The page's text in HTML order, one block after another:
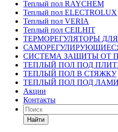
Теплый пол RAYCHEM
Теплый пол ELECTROLUX
Теплый пол VERIA
Теплый пол CEILHIT
ТЕРМОРЕГУЛЯТОРЫ
СИСТЕМА ЗАЩИТЫ ОТ
ТЕПЛЫЙ ПОЛ ПОД
ТЕПЛЫЙ ПОЛ В СТЯЖКУ
ТЕПЛЫЙ ПОЛ ПОД
Акции
Контакты
Найти